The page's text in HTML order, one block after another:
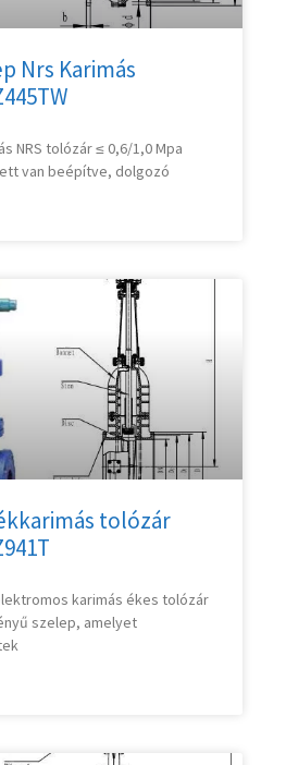
Nrs Karimás
NRS tolózár ≤ 0,6/1,0 Mpa
van beépítve, dolgozó
tolózár
karimás ékes tolózár
szelep, amelyet